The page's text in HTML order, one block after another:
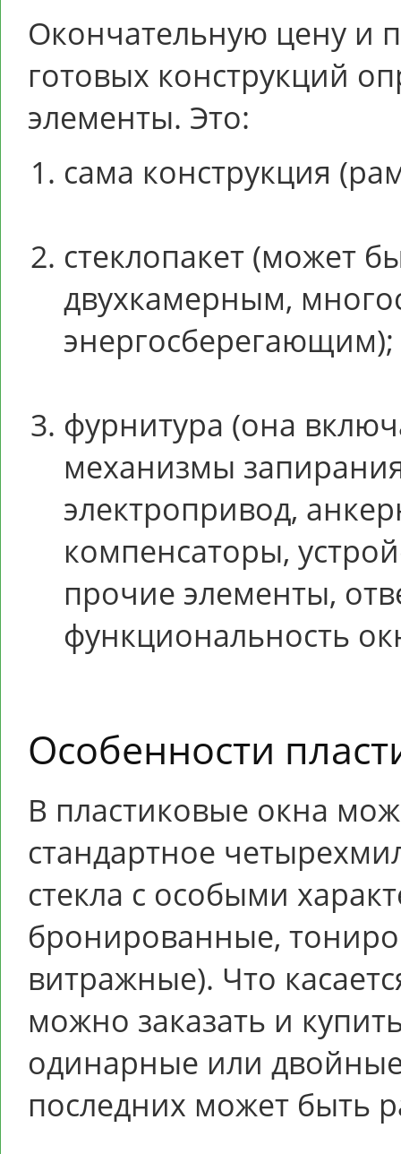
Окончательную цену и
готовых конструкций
элементы. Это:
сама конструкция
стеклопакет (может
двухкамерным,
энергосберегающим);
фурнитура (она
механизмы
электропривод,
компенсаторы,
прочие элементы,
функциональность
Особенности
В пластиковые окна
стандартное
стекла с особыми
бронированные,
витражные). Что
можно заказать и
одинарные или
последних может быть